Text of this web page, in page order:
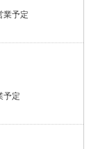
業予定
予定